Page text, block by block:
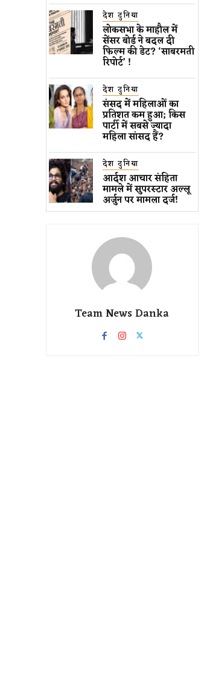
देश दुनिया
लोकसभा के माहौल में
सेंसर बोर्ड ने बदल दी
फिल्म की डेट? ‘साबरमती
रिपोर्ट’ !
देश दुनिया
संसद में महिलाओं का
प्रतिशत कम ​हुआ​; किस
पार्टी में सबसे ज्यादा
महिला सांसद हैं?
देश दुनिया
आर्दश आचार संहिता
मामले में सुपरस्टार अल्लू
अर्जुन पर मामला दर्ज!
Team News Danka